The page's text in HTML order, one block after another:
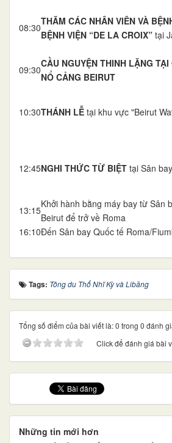
08:30
THĂM CÁC NHÂN VIÊN VÀ
BỆNH VIỆN “DE LA CROIX” tại
09:30
CẦU NGUYỆN THINH LẶNG
NỔ CẢNG BEIRUT
10:30THÁNH LỄ tại khu vực "Beirut
12:45NGHI THỨC TỪ BIỆT tại Sân
13:15
Khởi hành bằng máy bay từ Sân
Beirut để trở về Roma
16:10Đến Sân bay Quốc tế Roma/
Tags: Tông du Thổ Nhĩ Kỳ và Libăng
Tổng số điểm của bài viết là: 0 trong 0 đánh
Click để đánh giá bài
Những tin mới hơn